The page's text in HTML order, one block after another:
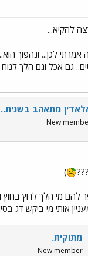
להקיא...
אמרתי לכן... ונהפוך
מתאהב בשנית..
New
)
מי הלך לרוץ בחוץ
אותי מי ביקש דג
מתוקית.
New member